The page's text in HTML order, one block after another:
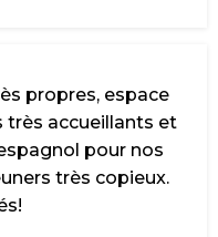
propres, espace
très accueillants et
pour nos
très copieux.